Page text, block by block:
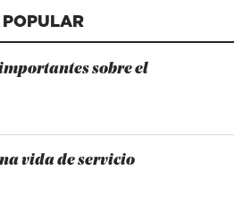
POPULAR
sobre el
vida de servicio